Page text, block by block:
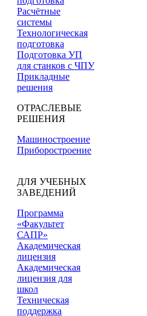
Расчётные
системы
Технологическая
подготовка
Подготовка УП
для станков с ЧПУ
Прикладные
решения
ОТРАСЛЕВЫЕ
РЕШЕНИЯ
Машиностроение
Приборостроение
ДЛЯ УЧЕБНЫХ
ЗАВЕДЕНИЙ
Программа
«Факультет
САПР»
Академическая
лицензия
Академическая
лицензия для
школ
Техническая
поддержка